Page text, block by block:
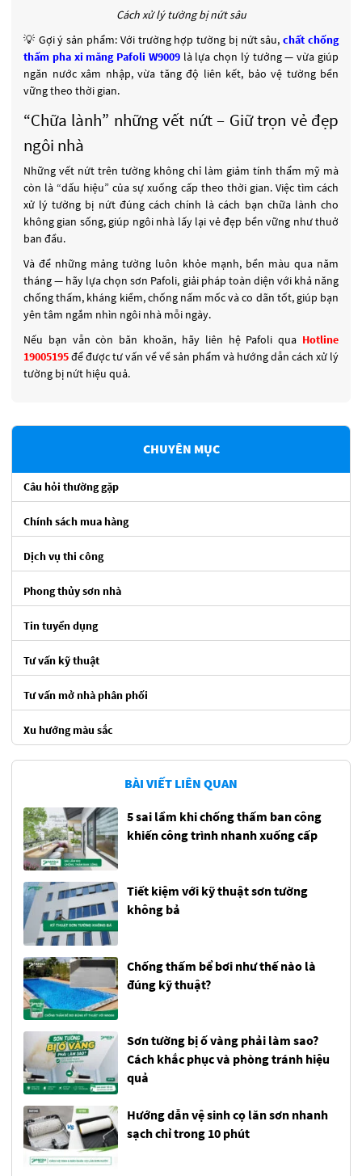
Cách xử lý tường bị nứt sâu
💡 Gợi ý sản phẩm: Với trường hợp tường bị nứt sâu,chất chống
thấm pha xi măng Pafoli W9009 là lựa chọn lý tưởng — vừa giúp
ngăn nước xâm nhập, vừa tăng độ liên kết, bảo vệ tường bền
vững theo thời gian.
“Chữa lành” những vết nứt – Giữ trọn vẻ đẹp
ngôi nhà
Những vết nứt trên tường không chỉ làm giảm tính thẩm mỹ mà
còn là “dấu hiệu” của sự xuống cấp theo thời gian. Việc tìm cách
xử lý tường bị nứt đúng cách chính là cách bạn chữa lành cho
không gian sống, giúp ngôi nhà lấy lại vẻ đẹp bền vững như thuở
ban đầu.
Và để những mảng tường luôn khỏe mạnh, bền màu qua năm
tháng — hãy lựa chọn sơn Pafoli, giải pháp toàn diện với khả năng
chống thấm, kháng kiềm, chống nấm mốc và co dãn tốt, giúp bạn
yên tâm ngắm nhìn ngôi nhà mỗi ngày.
Nếu bạn vẫn còn băn khoăn, hãy liên hệ Pafoli qua Hotline
19005195để được tư vấn về về sản phẩm và hướng dẫn cách xử lý
tường bị nứt hiệu quả.
CHUYÊN MỤC
Câu hỏi thường gặp
Chính sách mua hàng
Dịch vụ thi công
Phong thủy sơn nhà
Tin tuyển dụng
Tư vấn kỹ thuật
Tư vấn mở nhà phân phối
Xu hướng màu sắc
BÀI VIẾT LIÊN QUAN
5 sai lầm khi chống thấm ban công
khiến công trình nhanh xuống cấp
Tiết kiệm với kỹ thuật sơn tường
không bả
Chống thấm bể bơi như thế nào là
đúng kỹ thuật?
Sơn tường bị ố vàng phải làm sao?
Cách khắc phục và phòng tránh hiệu
quả
Hướng dẫn vệ sinh cọ lăn sơn nhanh
sạch chỉ trong 10 phút